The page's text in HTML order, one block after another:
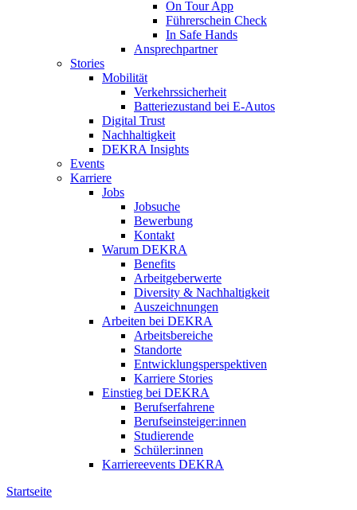
On Tour App
Führerschein Check
In Safe Hands
Ansprechpartner
Stories
Mobilität
Verkehrssicherheit
Batteriezustand bei E-Autos
Digital Trust
Nachhaltigkeit
DEKRA Insights
Events
Karriere
Jobs
Jobsuche
Bewerbung
Kontakt
Warum DEKRA
Benefits
Arbeitgeberwerte
Diversity & Nachhaltigkeit
Auszeichnungen
Arbeiten bei DEKRA
Arbeitsbereiche
Standorte
Entwicklungsperspektiven
Karriere Stories
Einstieg bei DEKRA
Berufserfahrene
Berufseinsteiger:innen
Studierende
Schüler:innen
Karriereevents DEKRA
Startseite